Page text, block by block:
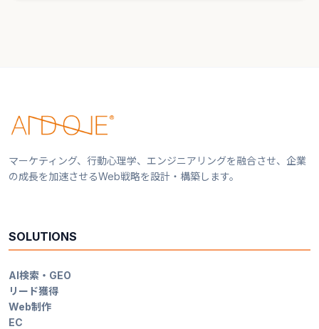
マーケティング、行動心理学、エンジニアリングを融合させ、企業
の成長を加速させるWeb戦略を設計・構築します。
SOLUTIONS
AI検索・GEO
リード獲得
Web制作
EC